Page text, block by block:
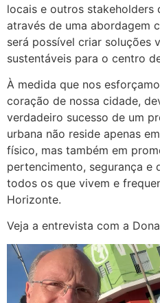
locais e outros stakeholders
através de uma abordagem
será possível criar soluções
sustentáveis para o centro
À medida que nos
coração de nossa cidade,
verdadeiro sucesso de um
urbana não reside apenas
físico, mas também em
pertencimento, segurança e
todos os que vivem e
Horizonte.
Veja a entrevista com a